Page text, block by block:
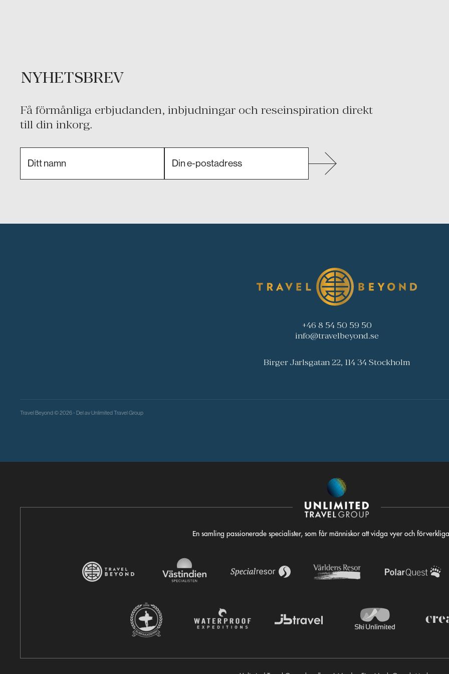
NYHETSBREV
Få förmånliga erbjudanden, inbjudningar och reseinspiration direkt
till din inkorg.
+46 8 54 50 59 50
info@travelbeyond.se
Birger Jarlsgatan 22, 114 34 Stockholm
Travel Beyond © 2026 - Del avUnlimited Travel Group
En samling passionerade specialister, som får människor att vidga vyer och